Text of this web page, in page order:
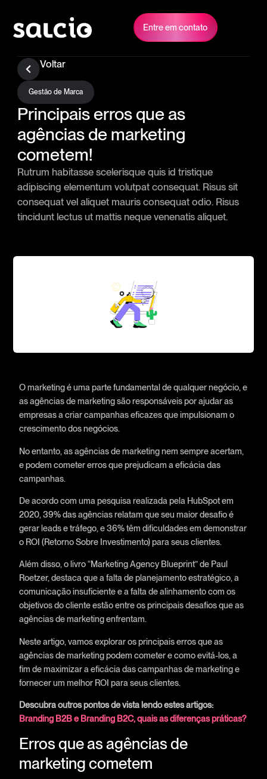
Entre em contato
Voltar
Gestão de Marca
Principais erros que as
agências de marketing
cometem!
Rutrum habitasse scelerisque quis id tristique
adipiscing elementum volutpat consequat. Risus sit
consequat vel aliquet mauris consequat odio. Risus
tincidunt lectus ut mattis neque venenatis aliquet.
O marketing é uma parte fundamental de qualquer negócio, e
as agências de marketing são responsáveis por ajudar as
empresas a criar campanhas eficazes que impulsionam o
crescimento dos negócios.
No entanto, as agências de marketing nem sempre acertam,
e podem cometer erros que prejudicam a eficácia das
campanhas.
De acordo com uma pesquisa realizada pela HubSpot em
2020, 39% das agências relatam que seu maior desafio é
gerar leads e tráfego, e 36% têm dificuldades em demonstrar
o ROI (Retorno Sobre Investimento) para seus clientes.
Além disso, o livro “Marketing Agency Blueprint” de Paul
Roetzer, destaca que a falta de planejamento estratégico, a
comunicação insuficiente e a falta de alinhamento com os
objetivos do cliente estão entre os principais desafios que as
agências de marketing enfrentam.
Neste artigo, vamos explorar os principais erros que as
agências de marketing podem cometer e como evitá-los, a
fim de maximizar a eficácia das campanhas de marketing e
fornecer um melhor ROI para seus clientes.
Descubra outros pontos de vista lendo estes artigos:
Branding B2B e Branding B2C, quais as diferenças práticas?
Erros que as agências de
marketing cometem